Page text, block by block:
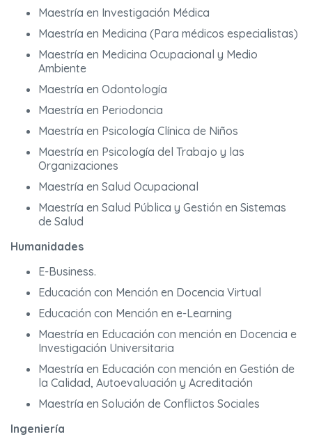
Maestría en Investigación Médica
Maestría en Medicina (Para médicos especialistas)
Maestría en Medicina Ocupacional y Medio
Ambiente
Maestría en Odontología
Maestría en Periodoncia
Maestría en Psicología Clínica de Niños
Maestría en Psicología del Trabajo y las
Organizaciones
Maestría en Salud Ocupacional
Maestría en Salud Pública y Gestión en Sistemas
de Salud
Humanidades
E-Business.
Educación con Mención en Docencia Virtual
Educación con Mención en e-Learning
Maestría en Educación con mención en Docencia e
Investigación Universitaria
Maestría en Educación con mención en Gestión de
la Calidad, Autoevaluación y Acreditación
Maestría en Solución de Conflictos Sociales
Ingeniería